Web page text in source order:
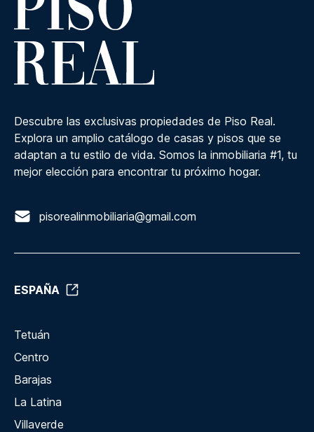
Descubre las exclusivas propiedades de Piso Real.
Explora un amplio catálogo de casas y pisos que se
adaptan a tu estilo de vida. Somos la inmobiliaria #1, tu
mejor elección para encontrar tu próximo hogar.
pisorealinmobiliaria@gmail.com
ESPAÑA
Tetuán
Centro
Barajas
La Latina
Villaverde